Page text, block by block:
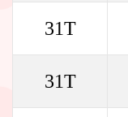
31T
31T